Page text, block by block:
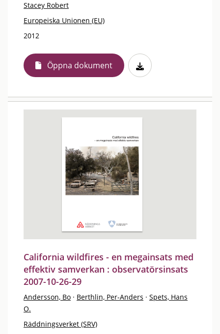
Stacey Robert
Europeiska Unionen (EU)
2012
Öppna dokument
California wildfires - en megainsats med
effektiv samverkan : observatörsinsats
2007-10-26-29
Andersson, Bo · Berthlin, Per-Anders · Spets, Hans
O.
Räddningsverket (SRV)